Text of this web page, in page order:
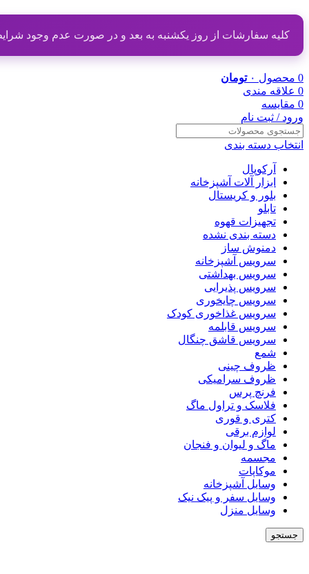
کلیه سفارشات از روز یکشنبه به بعد و در صورت عدم وجود شرایط مناسب از تاریخ ۲۰
0 محصول ۰ تومان
0 علاقه مندی
0 مقایسه
ورود / ثبت نام
انتخاب دسته بندی
آرکوپال
ابزار آلات آشپزخانه
بلور و کریستال
تابلو
تجهیزات قهوه
دسته بندی نشده
دمنوش ساز
سرویس آشپزخانه
سرویس بهداشتی
سرویس پذیرایی
سرویس چایخوری
سرویس غذاخوری کودک
سرویس قابلمه
سرویس قاشق چنگال
شمع
ظروف چینی
ظروف سرامیکی
فرنچ پرس
فلاسک و تراول ماگ
کتری و قوری
لوازم برقی
ماگ و لیوان و فنجان
مجسمه
موکاپات
وسایل آشپزخانه
وسایل سفر و پیک نیک
وسایل منزل
جستجو